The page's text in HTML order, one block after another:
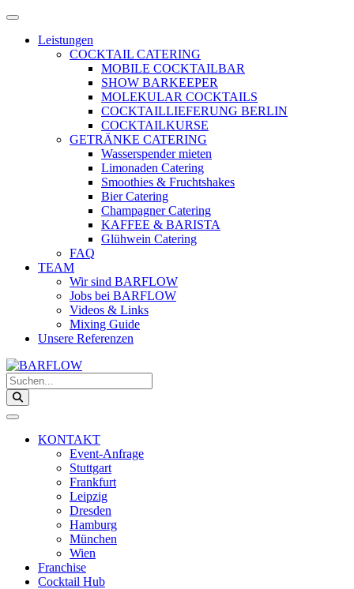
Zum
springen
Menü
öffnenLeistungen
COCKTAIL CATERING
MOBILE COCKTAILBAR
SHOW BARKEEPER
MOLEKULAR COCKTAILS
COCKTAILLIEFERUNG BERLIN
COCKTAILKURSE
GETRÄNKE CATERING
Wasserspender mieten
Limonaden Catering
Smoothies & Fruchtshakes
Bier Catering
Champagner Catering
KAFFEE & BARISTA
Glühwein Catering
FAQ
TEAM
Wir sind BARFLOW
Jobs bei BARFLOW
Videos & Links
Mixing Guide
Unsere Referenzen
Suchen...
KONTAKT
Event-Anfrage
Stuttgart
Frankfurt
Leipzig
Dresden
Hamburg
München
Wien
Franchise
Cocktail Hub